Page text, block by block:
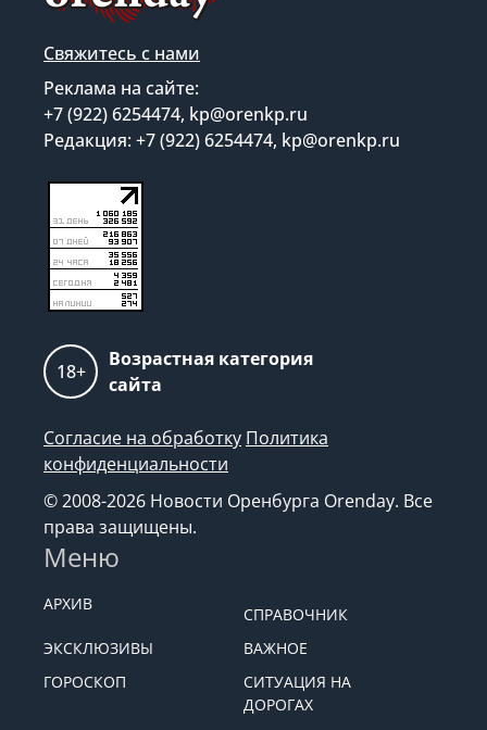
Свяжитесь с нами
Реклама на сайте:
+7 (922) 6254474, kp@orenkp.ru
Редакция: +7 (922) 6254474, kp@orenkp.ru
18+
Возрастная категория
сайта
Согласие на обработку Политика
конфиденциальности
© 2008-2026 Новости Оренбурга Orenday. Все
права защищены.
Меню
АРХИВ
СПРАВОЧНИК
ЭКСКЛЮЗИВЫ
ВАЖНОЕ
ГОРОСКОП
СИТУАЦИЯ НА
ДОРОГАХ